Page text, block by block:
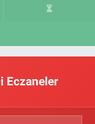
Eczaneler